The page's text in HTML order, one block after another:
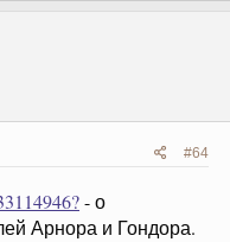
#64
- о
Арнора и Гондора.